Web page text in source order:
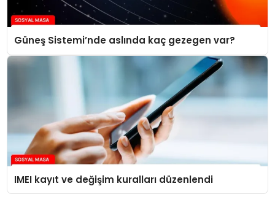
Güneş Sistemi’nde aslında kaç gezegen var?
IMEI kayıt ve değişim kuralları düzenlendi